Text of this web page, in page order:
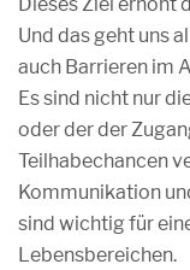
Und das geht uns
auch Barrieren im
Es sind nicht nur
oder der der
Teilhabechancen
Kommunikation
sind wichtig für
Lebensbereichen.